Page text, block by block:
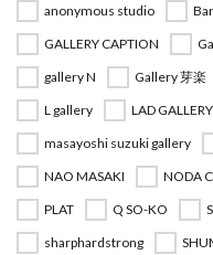
anonymous studio
GALLERY CAPTION
gallery N
Gallery 芽楽
L gallery
LAD GALLERY
masayoshi suzuki gallery
NAO MASAKI
NODA
PLAT
Q SO-KO
sharphardstrong